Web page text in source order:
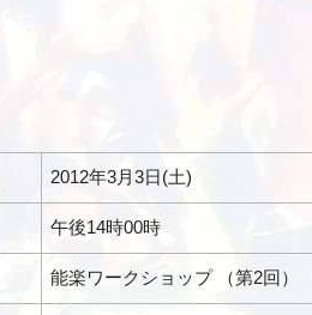
2012年3月3日(土)
午後14時00時
能楽ワークショップ （第2回）